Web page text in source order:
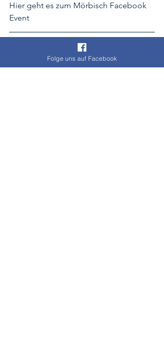
Hier geht es zum Mörbisch Facebook
Event
Artikel: Gottfried Eisenberger
Bilder: Copyright Open Water Champs
sowie OpenWaterSchwimmen.com
Folge uns auf Facebook